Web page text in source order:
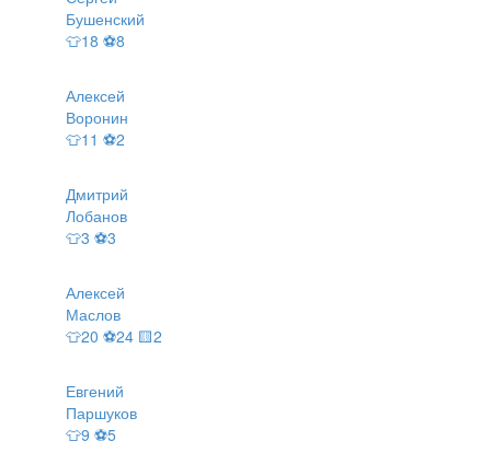
Бушенский
👕18 ⚽8
Алексей
Воронин
👕11 ⚽2
Дмитрий
Лобанов
👕3 ⚽3
Алексей
Маслов
👕20 ⚽24 🟨2
Евгений
Паршуков
👕9 ⚽5